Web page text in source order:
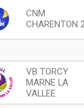
CNM
CHARENTON
VB TORCY
MARNE LA
VALLEE